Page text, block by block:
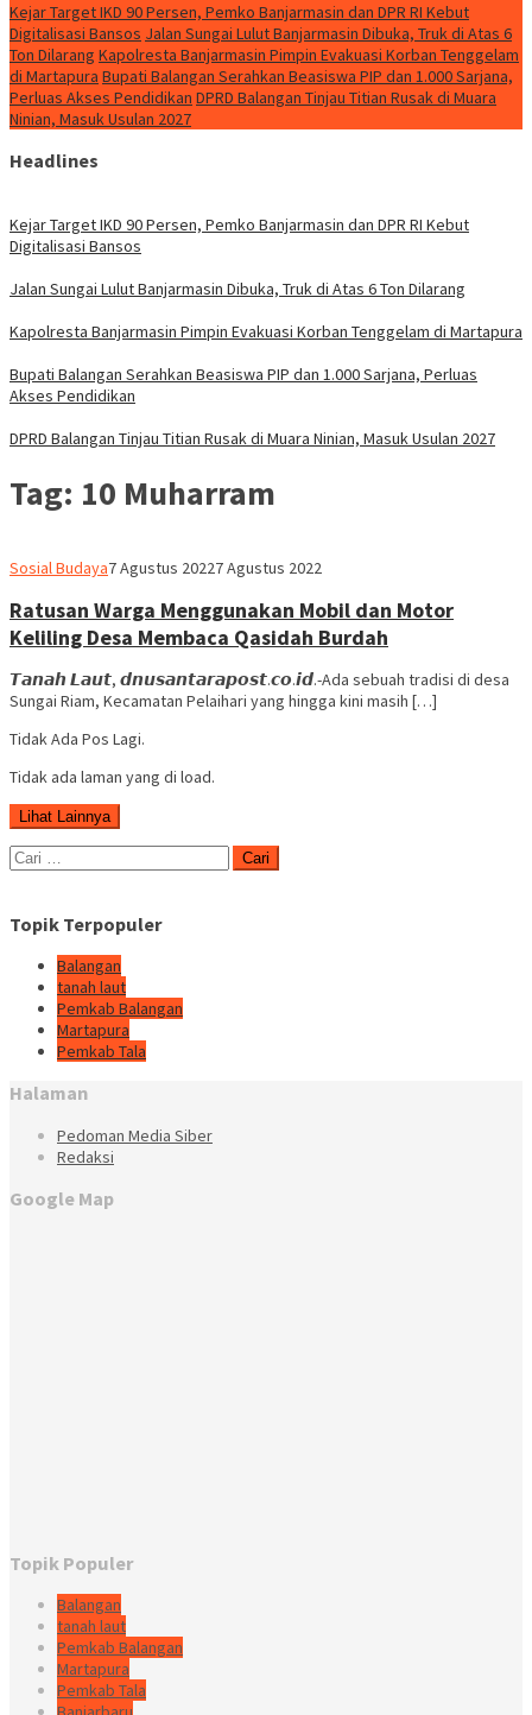
Kejar Target IKD 90 Persen, Pemko Banjarmasin dan DPR RI Kebut
Digitalisasi Bansos Jalan Sungai Lulut Banjarmasin Dibuka, Truk di Atas 6
Ton Dilarang Kapolresta Banjarmasin Pimpin Evakuasi Korban Tenggelam
di Martapura Bupati Balangan Serahkan Beasiswa PIP dan 1.000 Sarjana,
Perluas Akses Pendidikan DPRD Balangan Tinjau Titian Rusak di Muara
Ninian, Masuk Usulan 2027
Headlines
Kejar Target IKD 90 Persen, Pemko Banjarmasin dan DPR RI Kebut
Digitalisasi Bansos
Jalan Sungai Lulut Banjarmasin Dibuka, Truk di Atas 6 Ton Dilarang
Kapolresta Banjarmasin Pimpin Evakuasi Korban Tenggelam di Martapura
Bupati Balangan Serahkan Beasiswa PIP dan 1.000 Sarjana, Perluas
Akses Pendidikan
DPRD Balangan Tinjau Titian Rusak di Muara Ninian, Masuk Usulan 2027
Tag: 10 Muharram
Sosial BudayaBen
7 Agustus 20227 Agustus 2022
Ratusan Warga Menggunakan Mobil dan Motor
Keliling Desa Membaca Qasidah Burdah
𝙏𝙖𝙣𝙖𝙝 𝙇𝙖𝙪𝙩, 𝙙𝙣𝙪𝙨𝙖𝙣𝙩𝙖𝙧𝙖𝙥𝙤𝙨𝙩.𝙘𝙤.𝙞𝙙.-Ada sebuah tradisi di desa
Sungai Riam, Kecamatan Pelaihari yang hingga kini masih […]
Tidak Ada Pos Lagi.
Tidak ada laman yang di load.
Lihat Lainnya
Cari
untuk:
Topik Terpopuler
Balangan
tanah laut
Pemkab Balangan
Martapura
Pemkab Tala
Halaman
Pedoman Media Siber
Redaksi
Google Map
Topik Populer
Balangan
tanah laut
Pemkab Balangan
Martapura
Pemkab Tala